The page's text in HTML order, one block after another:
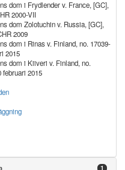
dom i Frydlender v. France, [GC],
2000-VII
dom Zolotuchin v. Russia, [GC],
2009
dom i Rinas v. Finland, no. 17039-
2015
dom i Kiiveri v. Finland, no.
februari 2015
1